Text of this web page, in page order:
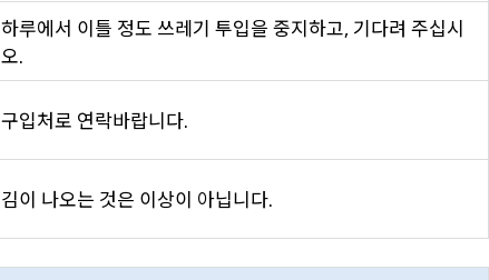
하루에서 이틀 정도 쓰레기 투입을 중지하고, 기다려 주십시
오.
구입처로 연락바랍니다.
김이 나오는 것은 이상이 아닙니다.